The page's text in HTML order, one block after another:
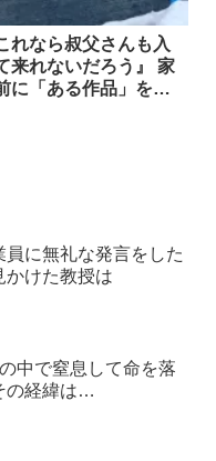
れなら叔父さんも入
来れないだろう』 家
に「ある作品」を設
員に無礼な発言をした
かけた教授は
中で窒息して命を落
の経緯は…